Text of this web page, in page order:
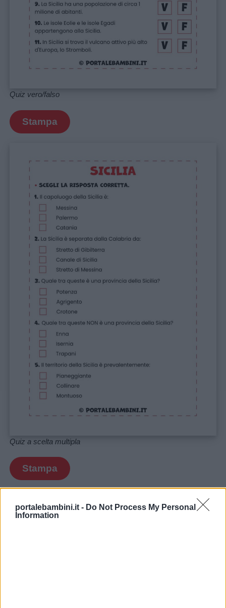
portalebambini.it - Do Not Process My Personal
Information
Quiz vero/falso
Stampa
Quiz a scelta multipla
Stampa